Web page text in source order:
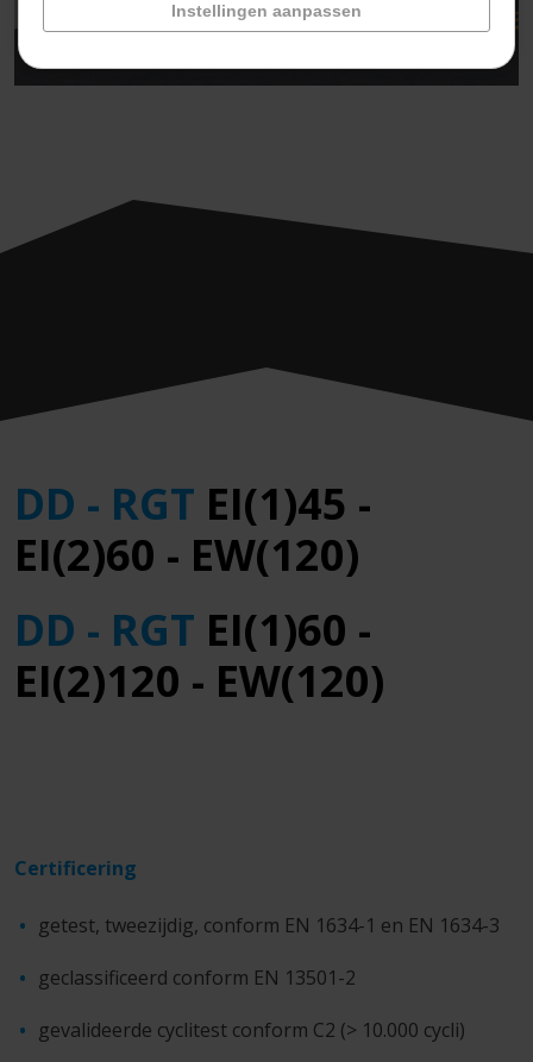
DD - RGT EI(1)45 -
EI(2)60 - EW(120)
DD - RGT EI(1)60 -
EI(2)120 - EW(120)
Certificering
getest, tweezijdig, conform EN 1634-1 en EN 1634-3
geclassificeerd conform EN 13501-2
gevalideerde cyclitest conform C2 (> 10.000 cycli)
Instellingen aanpassen